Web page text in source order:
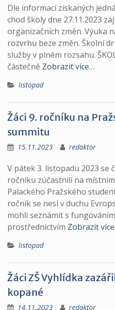
Dle informací získaných
chod školy dne 27.11.2023
organizačních změn. Výuka
rozvrhu beze změn. Školní
služby v plném rozsahu.
částečně Zobrazit více…
listopad
Žáci 9. ročníku na
summitu
15.11.2023 redaktor
V pátek 3. listopadu 2023 se
ročníku zúčastnili na
Palackého Pražského
ročník se nesl v duchu
mohli seznámit s
prostřednictvím Zobrazit
listopad
Žáci ZŠ Vyhlídka
kopané
14.11.2023 redaktor